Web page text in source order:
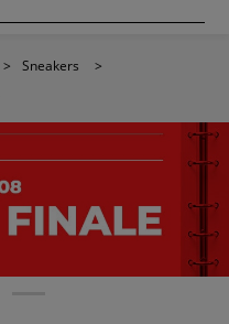
> Sneakers
>